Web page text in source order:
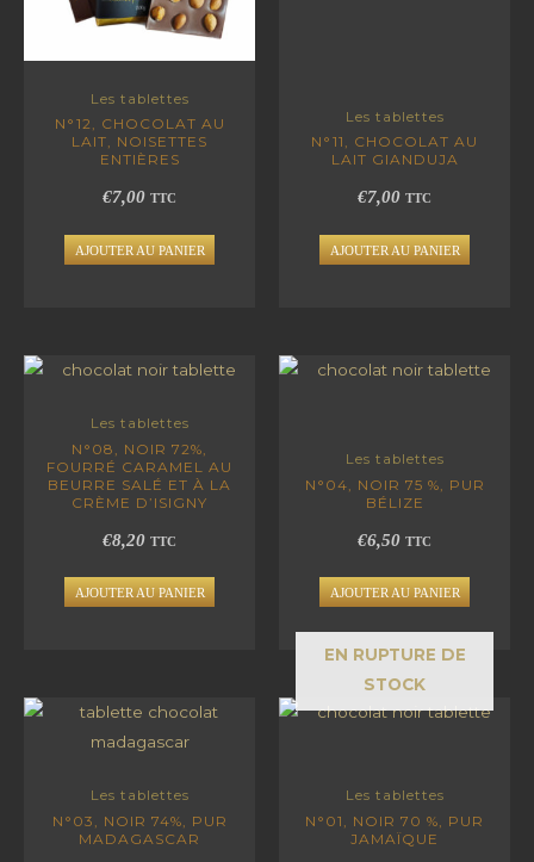
Les tablettes
N°12, CHOCOLAT AU
LAIT, NOISETTES
ENTIÈRES
€7,00 TTC
AJOUTER AU PANIER
Les tablettes
N°11, CHOCOLAT AU
LAIT GIANDUJA
€7,00 TTC
AJOUTER AU PANIER
Les tablettes
N°08, NOIR 72%,
FOURRÉ CARAMEL AU
BEURRE SALÉ ET À LA
CRÈME D’ISIGNY
€8,20 TTC
AJOUTER AU PANIER
Les tablettes
N°04, NOIR 75 %, PUR
BÉLIZE
€6,50 TTC
AJOUTER AU PANIER
Les tablettes
N°03, NOIR 74%, PUR
MADAGASCAR
EN RUPTURE DE
STOCK
Les tablettes
N°01, NOIR 70 %, PUR
JAMAÏQUE